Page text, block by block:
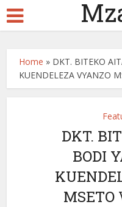
Home » DKT. BITEKO
KUENDELEZA VYANZO
DKT.
BODI
MSETO